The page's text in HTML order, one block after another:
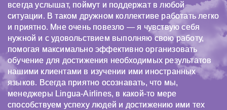
всегда услышат, поймут и поддержат в любой
ситуации. В таком дружном коллективе работать легко
и приятно. Мне очень повезло — я чувствую себя
нужной и с удовольствием выполняю свою работу,
помогая максимально эффективно организовать
обучение для достижения необходимых результатов
нашими клиентами в изучении ими иностранных
языков. Всегда приятно осознавать, что мы,
менеджеры Lingua-Airlines, в какой-то мере
способствуем успеху людей и достижению ими тех